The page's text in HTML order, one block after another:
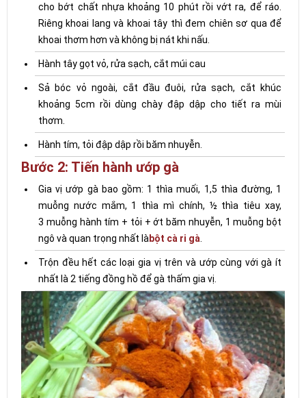
cho bớt chất nhựa khoảng 10 phút rồi vớt ra, để ráo.
Riêng khoai lang và khoai tây thì đem chiên sơ qua để
khoai thơm hơn và không bị nát khi nấu.
Hành tây gọt vỏ, rửa sạch, cắt múi cau
Sả bóc vỏ ngoài, cắt đầu đuôi, rửa sạch, cắt khúc
khoảng 5cm rồi dùng chày đập dập cho tiết ra mùi
thơm.
Hành tím, tỏi đập dập rồi băm nhuyễn.
Bước 2: Tiến hành ướp gà
Gia vị ướp gà bao gồm: 1 thìa muối, 1,5 thìa đường, 1
muỗng nước mắm, 1 thìa mì chính, ½ thìa tiêu xay,
3 muỗng hành tím + tỏi + ớt băm nhuyễn, 1 muỗng bột
ngô và quan trọng nhất làbột cà ri gà
Trộn đều hết các loại gia vị trên và ướp cùng với gà ít
nhất là 2 tiếng đồng hồ để gà thấm gia vị.